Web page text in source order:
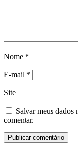
Nome *
E-mail *
Site
Salvar meus dados
comentar.